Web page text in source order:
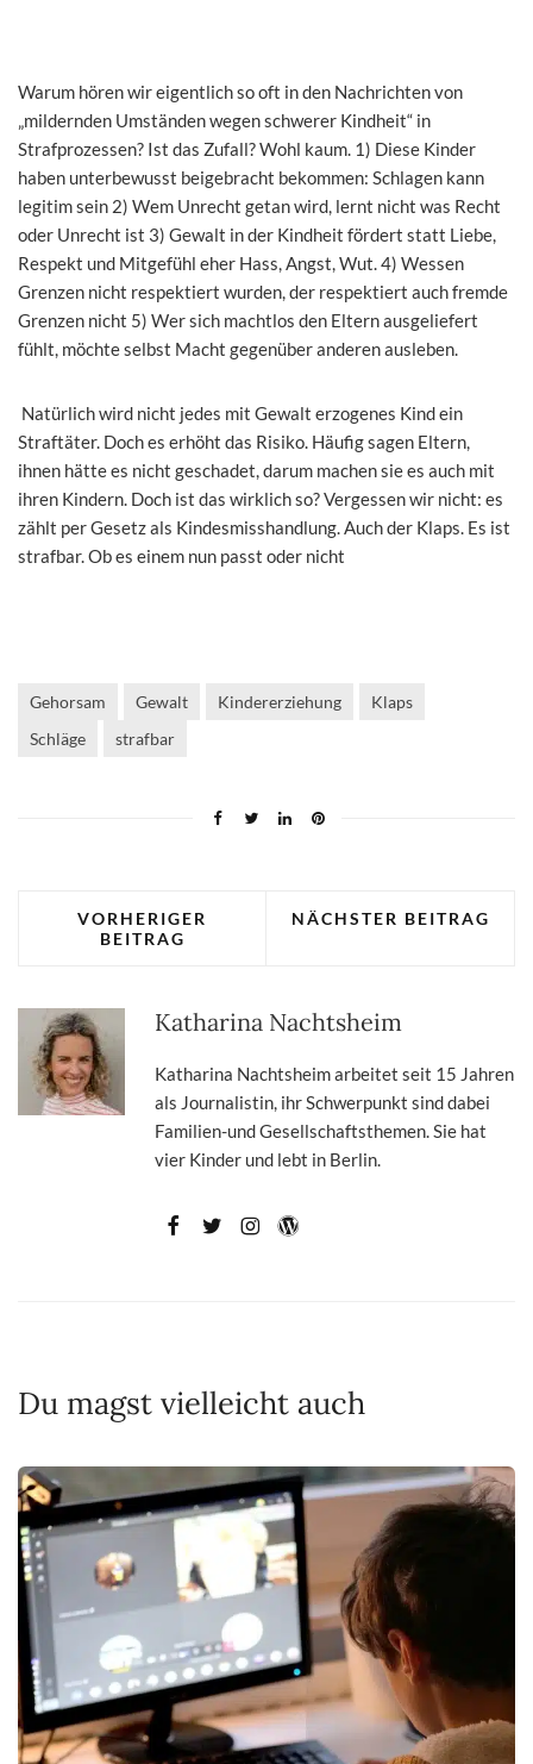
Warum hören wir eigentlich so oft in den Nachrichten von
„mildernden Umständen wegen schwerer Kindheit“ in
Strafprozessen? Ist das Zufall? Wohl kaum. 1) Diese Kinder
haben unterbewusst beigebracht bekommen: Schlagen kann
legitim sein 2) Wem Unrecht getan wird, lernt nicht was Recht
oder Unrecht ist 3) Gewalt in der Kindheit fördert statt Liebe,
Respekt und Mitgefühl eher Hass, Angst, Wut. 4) Wessen
Grenzen nicht respektiert wurden, der respektiert auch fremde
Grenzen nicht 5) Wer sich machtlos den Eltern ausgeliefert
fühlt, möchte selbst Macht gegenüber anderen ausleben.
Natürlich wird nicht jedes mit Gewalt erzogenes Kind ein
Straftäter. Doch es erhöht das Risiko. Häufig sagen Eltern,
ihnen hätte es nicht geschadet, darum machen sie es auch mit
ihren Kindern. Doch ist das wirklich so? Vergessen wir nicht: es
zählt per Gesetz als Kindesmisshandlung. Auch der Klaps. Es ist
strafbar. Ob es einem nun passt oder nicht
Gehorsam Gewalt Kindererziehung
Klaps
Schläge
strafbar
VORHERIGER
BEITRAG
NÄCHSTER BEITRAG
Katharina Nachtsheim
Katharina Nachtsheim arbeitet seit 15 Jahren
als Journalistin, ihr Schwerpunkt sind dabei
Familien-und Gesellschaftsthemen. Sie hat
vier Kinder und lebt in Berlin.
Du magst vielleicht auch